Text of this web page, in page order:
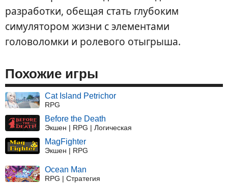
разработки, обещая стать глубоким
симулятором жизни с элементами
головоломки и ролевого отыгрыша.
Похожие игры
Cat Island Petrichor
RPG
Before the Death
Экшен | RPG | Логическая
MagFighter
Экшен | RPG
Ocean Man
RPG | Стратегия